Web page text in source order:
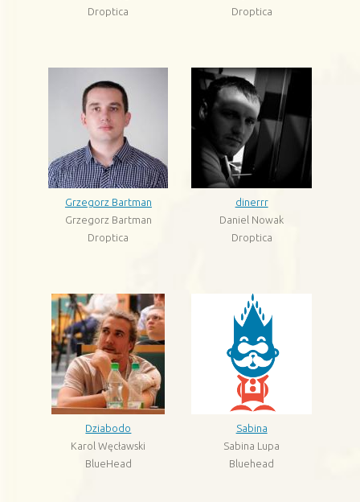
Droptica
Droptica
Grzegorz Bartman
Grzegorz Bartman
Droptica
dinerrr
Daniel Nowak
Droptica
Dziabodo
Karol Węcławski
BlueHead
Sabina
Sabina Lupa
Bluehead